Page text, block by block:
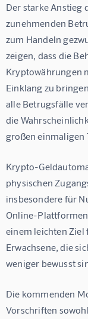
Der starke Anstieg
zunehmenden
zum Handeln
zeigen, dass die
Kryptowährungen
Einklang zu
alle Betrugsfälle
die
großen einmaligen
Krypto-
physischen
insbesondere für
Online-
einem leichten Ziel
Erwachsene, die
weniger bewusst
Die kommenden
Vorschriften